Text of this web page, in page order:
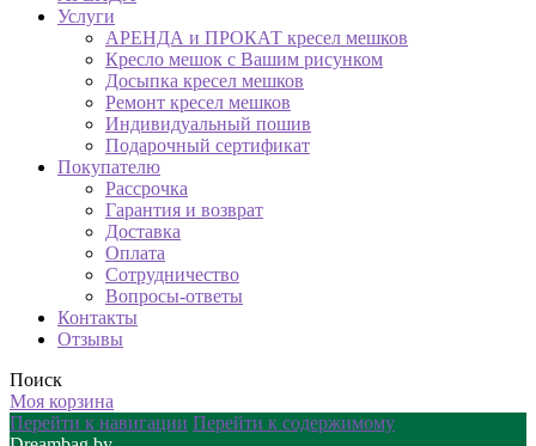
Услуги
АРЕНДА и ПРОКАТ кресел мешков
Кресло мешок с Вашим рисунком
Досыпка кресел мешков
Ремонт кресел мешков
Индивидуальный пошив
Подарочный сертификат
Покупателю
Рассрочка
Гарантия и возврат
Доставка
Оплата
Сотрудничество
Вопросы-ответы
Контакты
Отзывы
Поиск
Моя корзина
Перейти к навигации Перейти к содержимому